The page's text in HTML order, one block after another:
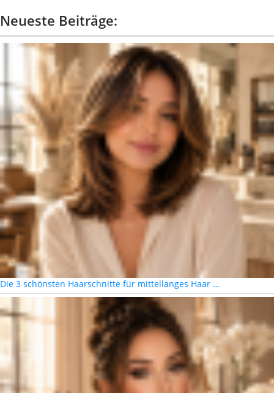
Neueste Beiträge:
Die 3 schönsten Haarschnitte für mittellanges Haar …